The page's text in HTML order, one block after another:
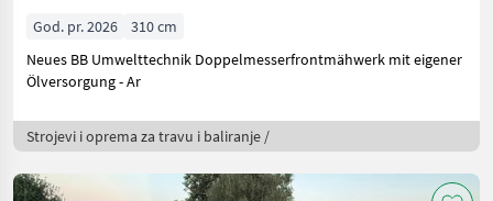
God. pr. 2026
310 cm
Neues BB Umwelttechnik Doppelmesserfrontmähwerk mit eigener
Ölversorgung - Ar
Strojevi i oprema za travu i baliranje /